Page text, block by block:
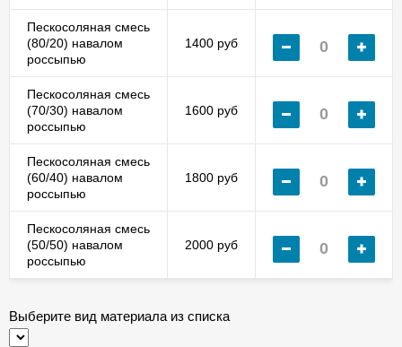
Пескосоляная смесь
(80/20) навалом
россыпью
1400 руб
Пескосоляная смесь
(70/30) навалом
россыпью
1600 руб
Пескосоляная смесь
(60/40) навалом
россыпью
1800 руб
Пескосоляная смесь
(50/50) навалом
россыпью
2000 руб
Выберите вид материала из списка